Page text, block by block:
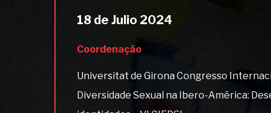
18 de Julio 2024
Coordenação
Universitat de Girona Congresso
Diversidade Sexual na Ibero-América: